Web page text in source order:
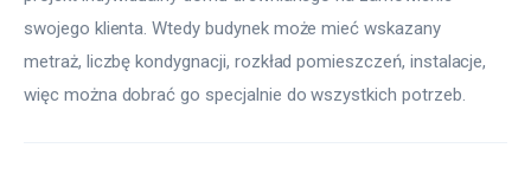
swojego klienta. Wtedy budynek może mieć wskazany
metraż, liczbę kondygnacji, rozkład pomieszczeń, instalacje,
więc można dobrać go specjalnie do wszystkich potrzeb.